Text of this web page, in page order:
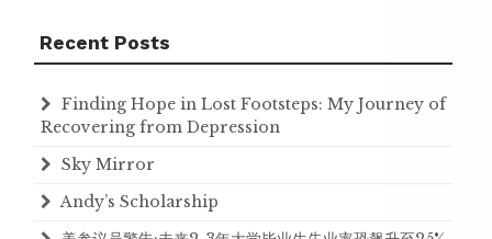
Recent Posts
Finding Hope in Lost Footsteps: My Journey of
Recovering from Depression
Sky Mirror
Andy’s Scholarship